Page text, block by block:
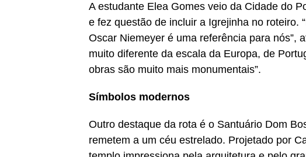
A estudante Elea Gomes veio da Cidade do
e fez questão de incluir a Igrejinha no roteiro.
Oscar Niemeyer é uma referência para nós”,
muito diferente da escala da Europa, de
obras são muito mais monumentais”.
Símbolos modernos
Outro destaque da rota é o Santuário Dom
remetem a um céu estrelado. Projetado por